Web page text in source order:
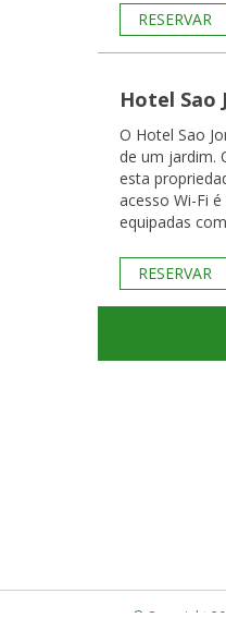
RESERVAR
Hotel Sao
O Hotel Sao
de um jardim.
esta
acesso Wi-Fi é gratuito. As
equipadas
RESERVAR
© Copyright